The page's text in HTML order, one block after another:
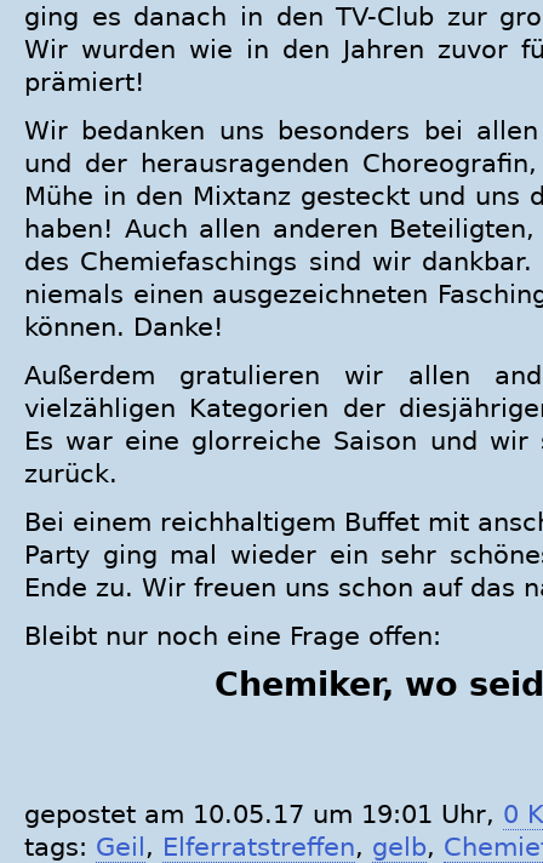
ging es danach in den TV-Club zur
Wir wurden wie in den Jahren zuvor
prämiert!
Wir bedanken uns besonders bei allen
und der herausragenden
Mühe in den Mixtanz gesteckt und uns
haben! Auch allen anderen
des Chemiefaschings sind wir
niemals einen ausgezeichneten
können. Danke!
Außerdem gratulieren wir allen
vielzähligen Kategorien der
Es war eine glorreiche Saison und wir
zurück.
Bei einem reichhaltigem Buffet mit
Party ging mal wieder ein sehr
Ende zu. Wir freuen uns schon auf das
Bleibt nur noch eine Frage offen:
Chemiker, wo
gepostet am 10.05.17 um 19:01 Uhr, 0
tags: Geil, Elferratstreffen, gelb,